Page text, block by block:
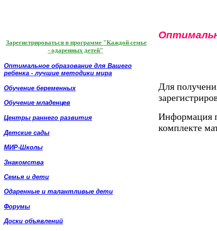
Зарегистрироваться в программе "Каждой семье
- одаренных детей"
Оптимальное образование для Вашего
ребенка - лучшие методики мира
Обучение беременных
Обучение младенцев
Центры раннего развития
Детские сады
МИР-Школы
Знакомства
Семья и дети
Одаренные и талантливые дети
Форумы
Доски объявлений
Для
Информация
комплекте